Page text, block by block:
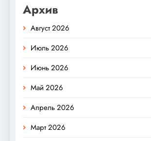
Архив
Август 2026
Июль 2026
Июнь 2026
Май 2026
Апрель 2026
Март 2026